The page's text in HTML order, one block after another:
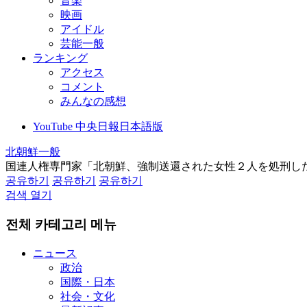
映画
アイドル
芸能一般
ランキング
アクセス
コメント
みんなの感想
YouTube 中央日報日本語版
北朝鮮一般
国連人権専門家「北朝鮮、強制送還された女性２人を処刑し
공유하기
공유하기
공유하기
검색 열기
전체 카테고리 메뉴
ニュース
政治
国際・日本
社会・文化